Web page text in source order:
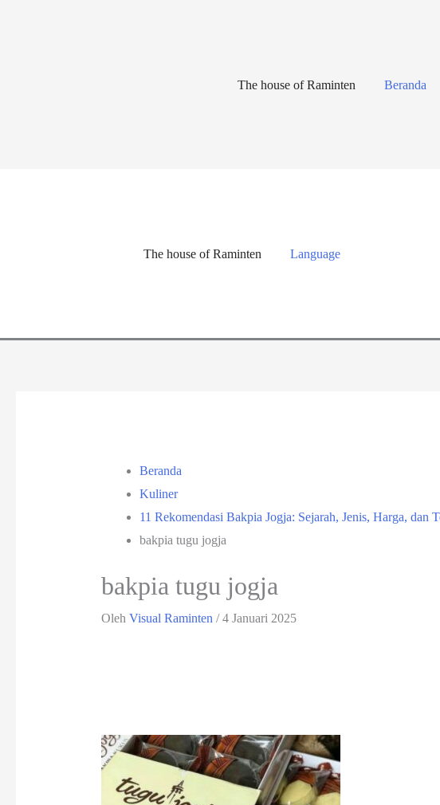
The house of Raminten Beranda
The house of Raminten Language
Beranda
Kuliner
11 Rekomendasi Bakpia Jogja: Sejarah, Jenis, Harga, dan
bakpia tugu jogja
bakpia tugu jogja
Oleh Visual Raminten /4 Januari 2025